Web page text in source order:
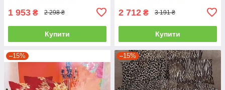
1 953 ₴ 2 298 ₴
Купити
2 712 ₴ 3 191 ₴
Купити
–15% –15%